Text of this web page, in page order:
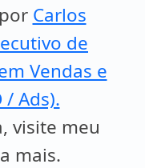
Carlos
de
Vendas e
/ Ads).
visite meu
mais.